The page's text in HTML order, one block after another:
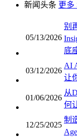
新闻头条 更多
05/13/2026
别
底
03/12/2026
AI
让
01/06/2026
从
何
12/25/2025
制